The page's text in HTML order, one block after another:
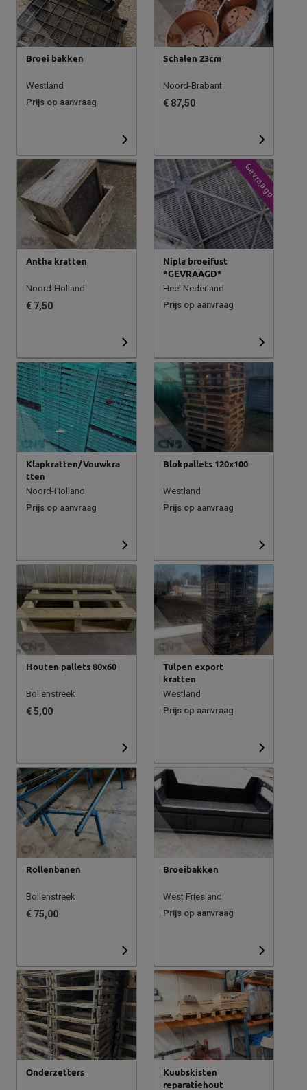
Broei bakken
Westland
Prijs op aanvraag
Schalen 23cm
Noord-Brabant
€ 87,50
Antha kratten
Noord-Holland
€ 7,50
Gevraagd
Nipla broeifust
*GEVRAAGD*
Heel Nederland
Prijs op aanvraag
Klapkratten/Vouwkra
tten
Noord-Holland
Prijs op aanvraag
Blokpallets 120x100
Westland
Prijs op aanvraag
Houten pallets 80x60
Bollenstreek
€ 5,00
Tulpen export
kratten
Westland
Prijs op aanvraag
Rollenbanen
Bollenstreek
€ 75,00
Broeibakken
West Friesland
Prijs op aanvraag
Onderzetters
Kuubskisten
reparatiehout